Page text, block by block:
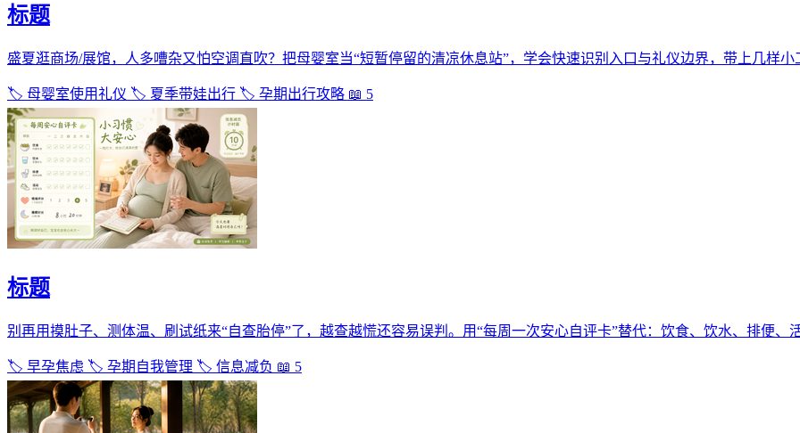
标题
盛夏逛商场/展馆，人多嘈杂又怕空调直吹？把母婴室当“短暂停留的清凉休息站”，学会快速识别入口与礼仪边界，带上几样
🏷️ 母婴室使用礼仪 🏷️ 夏季带娃出行 🏷️ 孕期出行攻略 📖 5
标题
别再用摸肚子、测体温、刷试纸来“自查胎停”了，越查越慌还容易误判。用“每周一次安心自评卡”替代：饮食、饮水、排便、
🏷️ 早孕焦虑 🏷️ 孕期自我管理 🏷️ 信息减负 📖 5